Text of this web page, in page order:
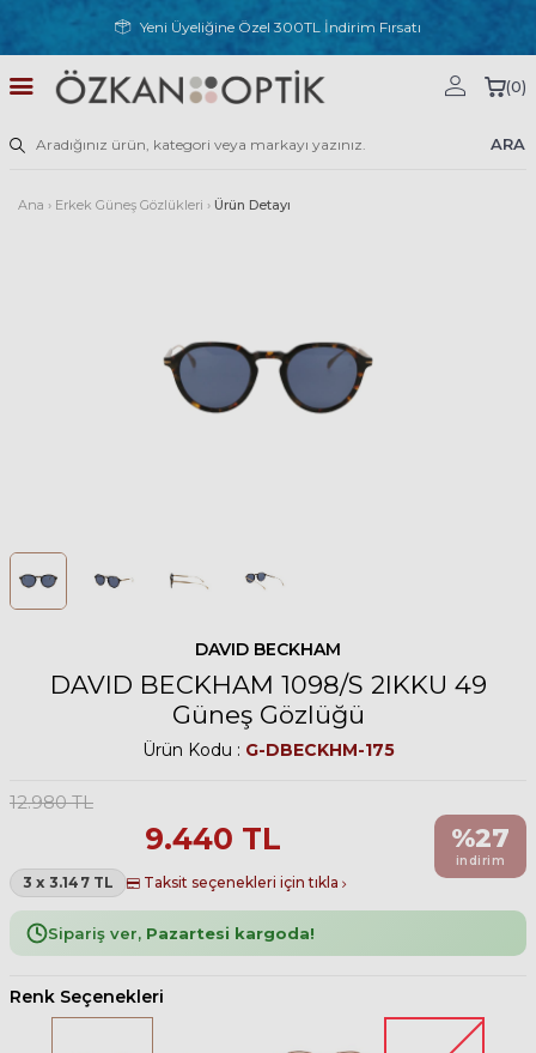
Yeni Üyeliğine Özel 300TL İndirim Fırsatı
ARA
(0)
Ana › Erkek Güneş Gözlükleri › Ürün Detayı
DAVID BECKHAM
DAVID BECKHAM 1098/S 2IKKU 49
Güneş Gözlüğü
Ürün Kodu : G-DBECKHM-175
12.980TL
9.440 TL
3 x 3.147 TL Taksit seçenekleri için tıkla
%27
indirim
Sipariş ver, Pazartesi kargoda!
Renk Seçenekleri